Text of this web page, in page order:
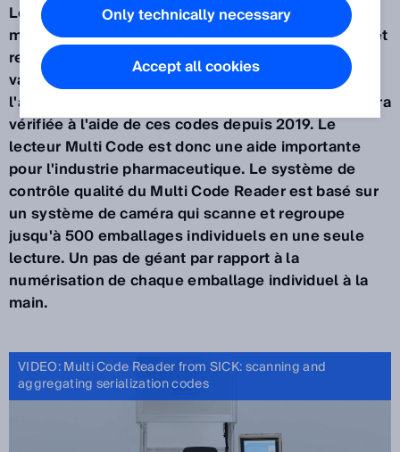
Les codes de sérialisation sont utilisés dans les
marchandises entrantes et sortantes pour vérifier et
respecter les exigences légales. Ces exigences
varient d'un pays à l'autre - dans l'UE, par exemple,
l'authenticité des médicaments sur ordonnance sera
vérifiée à l'aide de ces codes depuis 2019. Le
lecteur Multi Code est donc une aide importante
pour l'industrie pharmaceutique. Le système de
contrôle qualité du Multi Code Reader est basé sur
un système de caméra qui scanne et regroupe
jusqu'à 500 emballages individuels en une seule
lecture. Un pas de géant par rapport à la
numérisation de chaque emballage individuel à la
main.
VIDEO: Multi Code Reader from SICK: scanning and
aggregating serialization codes
Only technically necessary
Accept all cookies